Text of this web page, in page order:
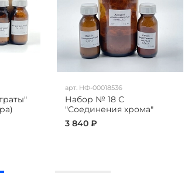
арт. НФ-00018536
Набор № 18 С
"Соединения хрома"
3 840 ₽